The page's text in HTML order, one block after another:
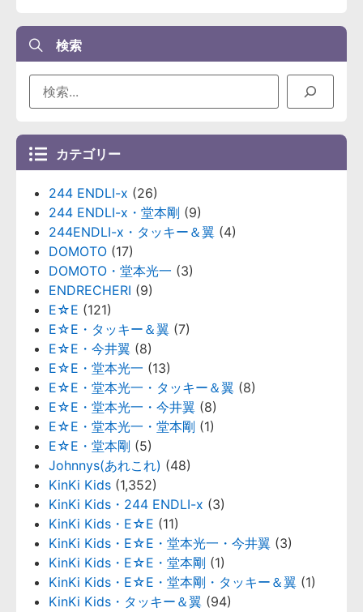
検索
カテゴリー
244 ENDLI-x (26)
244 ENDLI-x・堂本剛 (9)
244ENDLI-x・タッキー＆翼 (4)
DOMOTO (17)
DOMOTO・堂本光一 (3)
ENDRECHERI (9)
E☆E (121)
E☆E・タッキー＆翼 (7)
E☆E・今井翼 (8)
E☆E・堂本光一 (13)
E☆E・堂本光一・タッキー＆翼 (8)
E☆E・堂本光一・今井翼 (8)
E☆E・堂本光一・堂本剛 (1)
E☆E・堂本剛 (5)
Johnnys(あれこれ) (48)
KinKi Kids (1,352)
KinKi Kids・244 ENDLI-x (3)
KinKi Kids・E☆E (11)
KinKi Kids・E☆E・堂本光一・今井翼 (3)
KinKi Kids・E☆E・堂本剛 (1)
KinKi Kids・E☆E・堂本剛・タッキー＆翼 (1)
KinKi Kids・タッキー＆翼 (94)